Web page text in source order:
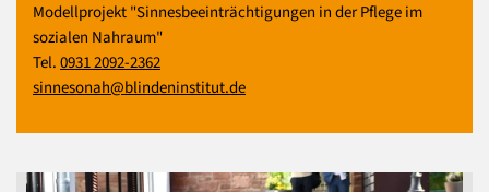
Modellprojekt "Sinnesbeeinträchtigungen in der Pflege im
sozialen Nahraum"
Tel.0931 2092-2362
sinnesonah@blindeninstitut.de